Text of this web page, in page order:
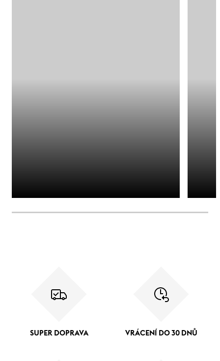
SUPER DOPRAVA VRÁCENÍ DO 30 DNŮ